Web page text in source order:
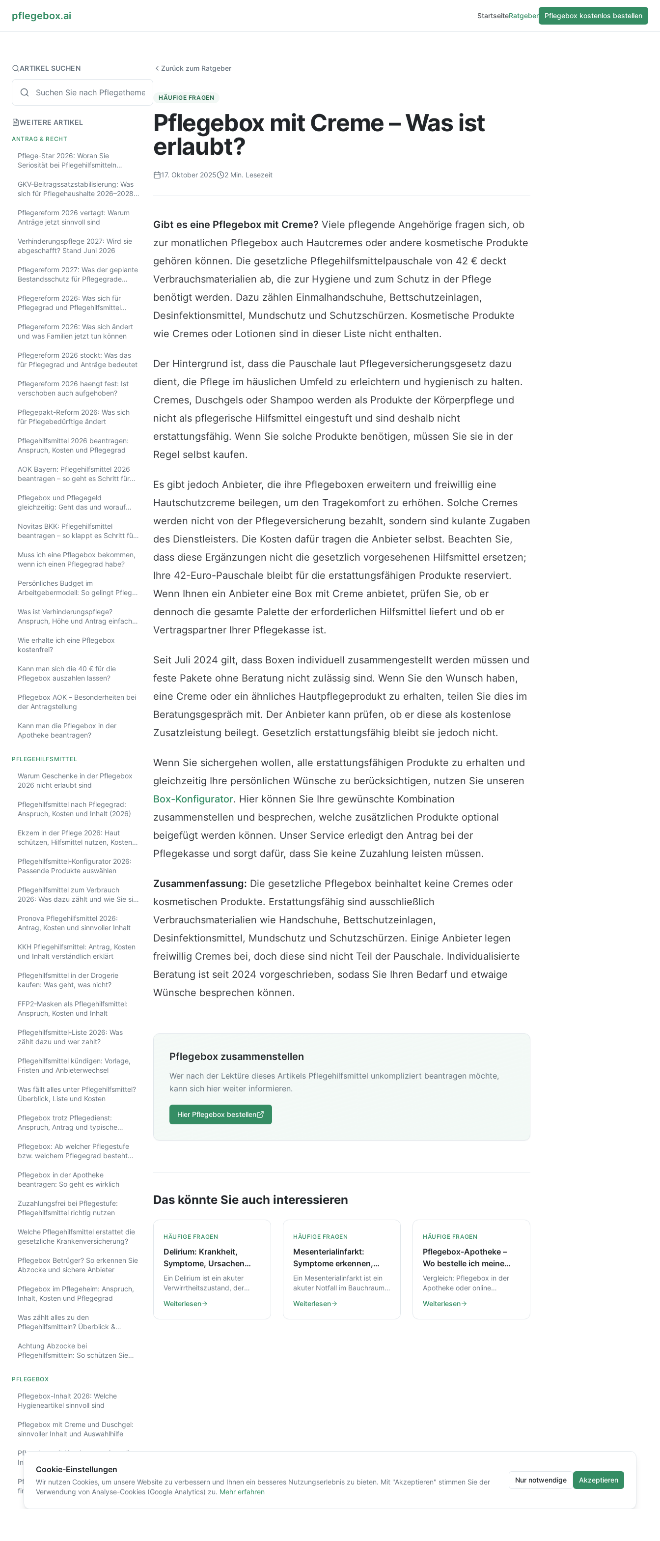
pflegebox.ai StartseiteRatgeber Pflegebox kostenlos bestellen
ARTIKEL SUCHEN
WEITERE ARTIKEL
ANTRAG & RECHT
Pflege-Star 2026: Woran Sie
Seriosität bei Pflegehilfsmitteln
GKV-Beitragssatzstabilisierung: Was
sich für Pflegehaushalte 2026–2028
Pflegereform 2026 vertagt: Warum
Anträge jetzt sinnvoll sind
Verhinderungspflege 2027: Wird sie
abgeschafft? Stand Juni 2026
Pflegereform 2027: Was der geplante
Bestandsschutz für Pflegegrade
Pflegereform 2026: Was sich für
Pflegegrad und Pflegehilfsmittel
Pflegereform 2026: Was sich ändert
und was Familien jetzt tun können
Pflegereform 2026 stockt: Was das
für Pflegegrad und Anträge bedeutet
Pflegereform 2026 haengt fest: Ist
verschoben auch aufgehoben?
Pflegepakt-Reform 2026: Was sich
für Pflegebedürftige ändert
Pflegehilfsmittel 2026 beantragen:
Anspruch, Kosten und Pflegegrad
AOK Bayern: Pflegehilfsmittel 2026
beantragen – so geht es Schritt für
Pflegebox und Pflegegeld
gleichzeitig: Geht das und worauf
Novitas BKK: Pflegehilfsmittel
beantragen – so klappt es Schritt für
Muss ich eine Pflegebox bekommen,
wenn ich einen Pflegegrad habe?
Persönliches Budget im
Arbeitgebermodell: So gelingt Pflege
Was ist Verhinderungspflege?
Anspruch, Höhe und Antrag einfach
Wie erhalte ich eine Pflegebox
kostenfrei?
Kann man sich die 40 € für die
Pflegebox auszahlen lassen?
Pflegebox AOK – Besonderheiten bei
der Antragstellung
Kann man die Pflegebox in der
Apotheke beantragen?
PFLEGEHILFSMITTEL
Warum Geschenke in der Pflegebox
2026 nicht erlaubt sind
Pflegehilfsmittel nach Pflegegrad:
Anspruch, Kosten und Inhalt (2026)
Ekzem in der Pflege 2026: Haut
schützen, Hilfsmittel nutzen, Kosten
Pflegehilfsmittel-Konfigurator 2026:
Passende Produkte auswählen
Pflegehilfsmittel zum Verbrauch
2026: Was dazu zählt und wie Sie sie
Pronova Pflegehilfsmittel 2026:
Antrag, Kosten und sinnvoller Inhalt
KKH Pflegehilfsmittel: Antrag, Kosten
und Inhalt verständlich erklärt
Pflegehilfsmittel in der Drogerie
kaufen: Was geht, was nicht?
FFP2-Masken als Pflegehilfsmittel:
Anspruch, Kosten und Inhalt
Pflegehilfsmittel-Liste 2026: Was
zählt dazu und wer zahlt?
Pflegehilfsmittel kündigen: Vorlage,
Fristen und Anbieterwechsel
Was fällt alles unter Pflegehilfsmittel?
Überblick, Liste und Kosten
Pflegebox trotz Pflegedienst:
Anspruch, Antrag und typische
Pflegebox: Ab welcher Pflegestufe
bzw. welchem Pflegegrad besteht
Pflegebox in der Apotheke
beantragen: So geht es wirklich
Zuzahlungsfrei bei Pflegestufe:
Pflegehilfsmittel richtig nutzen
Welche Pflegehilfsmittel erstattet die
gesetzliche Krankenversicherung?
Pflegebox Betrüger? So erkennen Sie
Abzocke und sichere Anbieter
Pflegebox im Pflegeheim: Anspruch,
Inhalt, Kosten und Pflegegrad
Was zählt alles zu den
Pflegehilfsmitteln? Überblick &
Achtung Abzocke bei
Pflegehilfsmitteln: So schützen Sie
PFLEGEBOX
Pflegebox-Inhalt 2026: Welche
Hygieneartikel sinnvoll sind
Pflegebox mit Creme und Duschgel:
sinnvoller Inhalt und Auswahlhilfe
Pflegebox mit Handcreme: sinnvoller
Inhalt, Auswahl und Kosten
Pflegebox online vergleichen: So
finden Sie Anbieter, Kosten und Inhalt
Pflegebox-Anbieter wechseln: So
Zurück zum Ratgeber
HÄUFIGE FRAGEN
Pflegebox mit Creme – Was ist
erlaubt?
17. Oktober 2025 2 Min. Lesezeit
Gibt es eine Pflegebox mit Creme? Viele pflegende Angehörige fragen sich, ob
zur monatlichen Pflegebox auch Hautcremes oder andere kosmetische Produkte
gehören können. Die gesetzliche Pflegehilfsmittelpauschale von 42 € deckt
Verbrauchsmaterialien ab, die zur Hygiene und zum Schutz in der Pflege
benötigt werden. Dazu zählen Einmalhandschuhe, Bettschutzeinlagen,
Desinfektionsmittel, Mundschutz und Schutzschürzen. Kosmetische Produkte
wie Cremes oder Lotionen sind in dieser Liste nicht enthalten.
Der Hintergrund ist, dass die Pauschale laut Pflegeversicherungsgesetz dazu
dient, die Pflege im häuslichen Umfeld zu erleichtern und hygienisch zu halten.
Cremes, Duschgels oder Shampoo werden als Produkte der Körperpflege und
nicht als pflegerische Hilfsmittel eingestuft und sind deshalb nicht
erstattungsfähig. Wenn Sie solche Produkte benötigen, müssen Sie sie in der
Regel selbst kaufen.
Es gibt jedoch Anbieter, die ihre Pflegeboxen erweitern und freiwillig eine
Hautschutzcreme beilegen, um den Tragekomfort zu erhöhen. Solche Cremes
werden nicht von der Pflegeversicherung bezahlt, sondern sind kulante Zugaben
des Dienstleisters. Die Kosten dafür tragen die Anbieter selbst. Beachten Sie,
dass diese Ergänzungen nicht die gesetzlich vorgesehenen Hilfsmittel ersetzen;
Ihre 42-Euro-Pauschale bleibt für die erstattungsfähigen Produkte reserviert.
Wenn Ihnen ein Anbieter eine Box mit Creme anbietet, prüfen Sie, ob er
dennoch die gesamte Palette der erforderlichen Hilfsmittel liefert und ob er
Vertragspartner Ihrer Pflegekasse ist.
Seit Juli 2024 gilt, dass Boxen individuell zusammengestellt werden müssen und
feste Pakete ohne Beratung nicht zulässig sind. Wenn Sie den Wunsch haben,
eine Creme oder ein ähnliches Hautpflegeprodukt zu erhalten, teilen Sie dies im
Beratungsgespräch mit. Der Anbieter kann prüfen, ob er diese als kostenlose
Zusatzleistung beilegt. Gesetzlich erstattungsfähig bleibt sie jedoch nicht.
Wenn Sie sichergehen wollen, alle erstattungsfähigen Produkte zu erhalten und
gleichzeitig Ihre persönlichen Wünsche zu berücksichtigen, nutzen Sie unseren
Box-Konfigurator. Hier können Sie Ihre gewünschte Kombination
zusammenstellen und besprechen, welche zusätzlichen Produkte optional
beigefügt werden können. Unser Service erledigt den Antrag bei der
Pflegekasse und sorgt dafür, dass Sie keine Zuzahlung leisten müssen.
Zusammenfassung: Die gesetzliche Pflegebox beinhaltet keine Cremes oder
kosmetischen Produkte. Erstattungsfähig sind ausschließlich
Verbrauchsmaterialien wie Handschuhe, Bettschutzeinlagen,
Desinfektionsmittel, Mundschutz und Schutzschürzen. Einige Anbieter legen
freiwillig Cremes bei, doch diese sind nicht Teil der Pauschale. Individualisierte
Beratung ist seit 2024 vorgeschrieben, sodass Sie Ihren Bedarf und etwaige
Wünsche besprechen können.
Pflegebox zusammenstellen
Wer nach der Lektüre dieses Artikels Pflegehilfsmittel unkompliziert beantragen möchte,
kann sich hier weiter informieren.
Hier Pflegebox bestellen
Das könnte Sie auch interessieren
HÄUFIGE FRAGEN
Delirium: Krankheit,
Symptome, Ursachen
und Hilfe in der Pflege
Ein Delirium ist ein akuter
Verwirrtheitszustand, der
kann. Hier erfahren Sie, wie
Sie Symptome erkennen,
Weiterlesen
HÄUFIGE FRAGEN
Mesenterialinfarkt:
Symptome erkennen,
Ursachen verstehen,
richtig handeln
Ein Mesenterialinfarkt ist ein
akuter Notfall im Bauchraum.
Symptome typisch sind,
welche Ursachen
Weiterlesen
HÄUFIGE FRAGEN
Pflegebox-Apotheke –
Wo bestelle ich meine
Pflegebox am besten?
Vergleich: Pflegebox in der
Apotheke oder online
Vor- und Nachteile beider
Optionen.
Weiterlesen
Cookie-Einstellungen
Wir nutzen Cookies, um unsere Website zu verbessern und Ihnen ein besseres Nutzungserlebnis zu bieten. Mit "Akzeptieren" stimmen Sie der
Verwendung von Analyse-Cookies (Google Analytics) zu. Mehr erfahren
Nur notwendige Akzeptieren